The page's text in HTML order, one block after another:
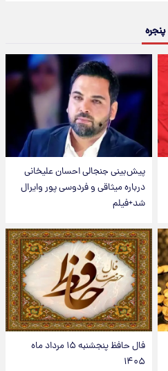
پنجره
پیش‌بینی جنجالی احسان علیخانی
درباره میثاقی و فردوسی پور وایرال
شد+فیلم
فال حافظ پنجشنبه ۱۵ مرداد ماه
۱۴۰۵